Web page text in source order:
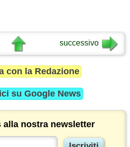
successivo
con la Redazione
su Google News
nostra newsletter